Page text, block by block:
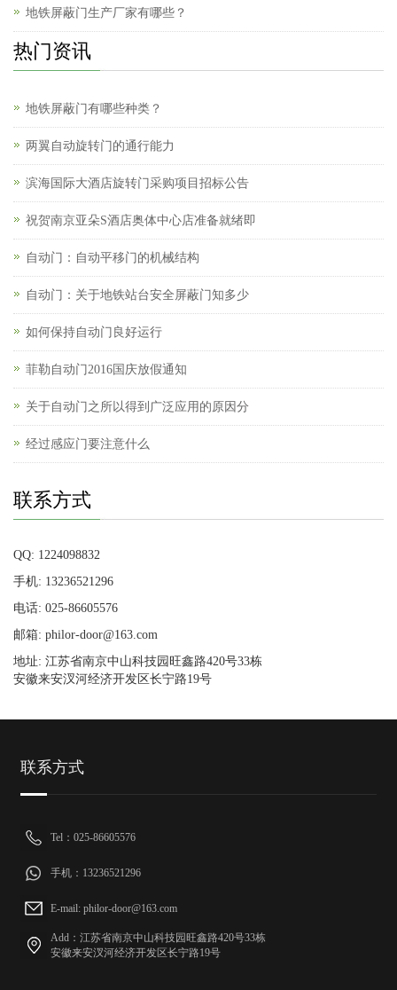
地铁屏蔽门生产厂家有哪些？
热门资讯
地铁屏蔽门有哪些种类？
两翼自动旋转门的通行能力
滨海国际大酒店旋转门采购项目招标公告
祝贺南京亚朵S酒店奥体中心店准备就绪即
自动门：自动平移门的机械结构
自动门：关于地铁站台安全屏蔽门知多少
如何保持自动门良好运行
菲勒自动门2016国庆放假通知
关于自动门之所以得到广泛应用的原因分
经过感应门要注意什么
联系方式
QQ: 1224098832
手机: 13236521296
电话: 025-86605576
邮箱: philor-door@163.com
地址: 江苏省南京中山科技园旺鑫路420号33栋
安徽来安汊河经济开发区长宁路19号
联系方式
Tel：025-86605576
手机：13236521296
E-mail: philor-door@163.com
Add：江苏省南京中山科技园旺鑫路420号33栋
安徽来安汊河经济开发区长宁路19号